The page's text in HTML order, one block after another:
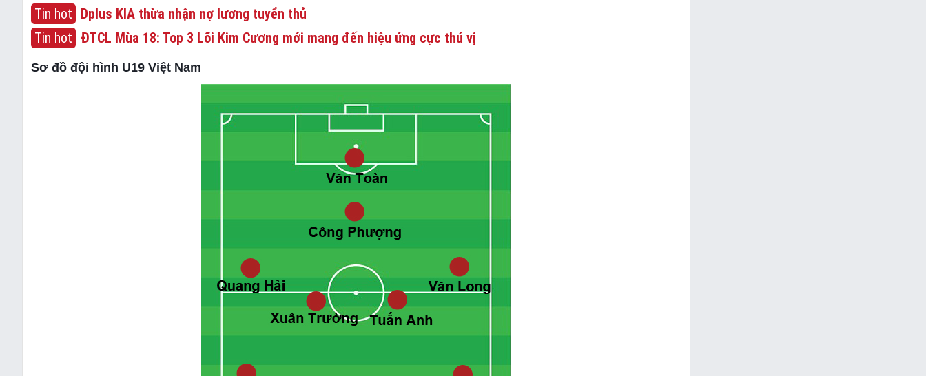
Tin hot Dplus KIA thừa nhận nợ lương tuyển thủ
Tin hot ĐTCL Mùa 18: Top 3 Lõi Kim Cương mới mang đến hiệu ứng cực thú vị
Sơ đồ đội hình U19 Việt Nam